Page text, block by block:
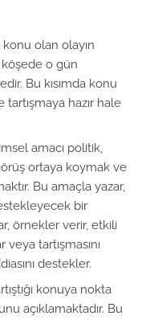
konu olan olayın
köşede o gün
Bu kısımda konu
tartışmaya hazır hale
amacı politik,
ortaya koymak ve
Bu amaçla yazar,
bir
örnekler verir, etkili
tartışmasını
destekler.
konuya nokta
açıklamaktadır. Bu